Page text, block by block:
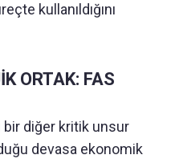
kullanıldığını
ORTAK: FAS
bir diğer kritik unsur
devasa ekonomik